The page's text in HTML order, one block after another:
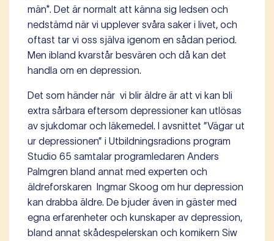
män*. Det är normalt att känna sig ledsen och
nedstämd när vi upplever svåra saker i livet, och
oftast tar vi oss själva igenom en sådan period.
Men ibland kvarstår besvären och då kan det
handla om en depression.
Det som händer när vi blir äldre är att vi kan bli
extra sårbara eftersom depressioner kan utlösas
av sjukdomar och läkemedel. I avsnittet ”Vägar ut
ur depressionen” i Utbildningsradions program
Studio 65 samtalar programledaren Anders
Palmgren bland annat med experten och
äldreforskaren Ingmar Skoog om hur depression
kan drabba äldre. De bjuder även in gäster med
egna erfarenheter och kunskaper av depression,
bland annat skådespelerskan och komikern Siw